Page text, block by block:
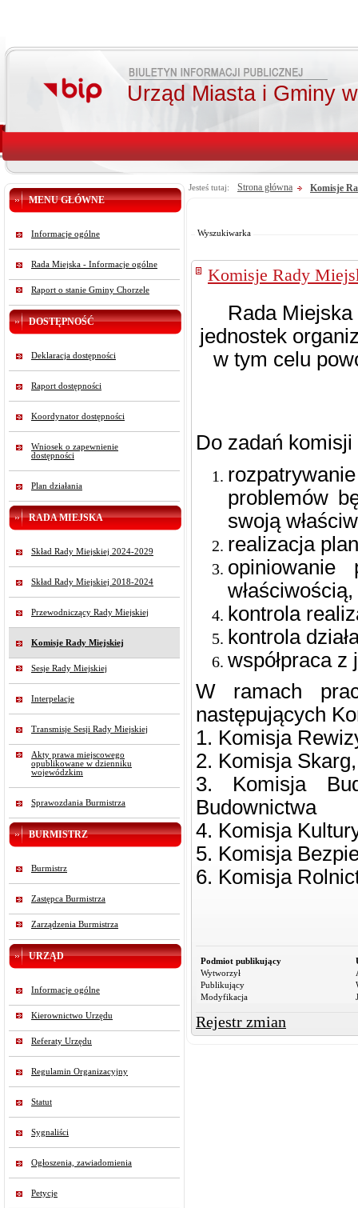
Urząd Miasta i Gminy
MENU GŁÓWNE
Informacje ogólne
Rada Miejska - Informacje ogólne
Raport o stanie Gminy Chorzele
DOSTĘPNOŚĆ
Deklaracja dostępności
Raport dostępności
Koordynator dostępności
Wniosek o zapewnienie
dostępności
Plan działania
RADA MIEJSKA
Skład Rady Miejskiej 2024-2029
Skład Rady Miejskiej 2018-2024
Przewodniczący Rady Miejskiej
Komisje Rady Miejskiej
Sesje Rady Miejskiej
Interpelacje
Transmisje Sesji Rady Miejskiej
Akty prawa miejscowego
opublikowane w dzienniku
wojewódzkim
Sprawozdania Burmistrza
BURMISTRZ
Burmistrz
Zastępca Burmistrza
Zarządzenia Burmistrza
URZĄD
Informacje ogólne
Kierownictwo Urzędu
Referaty Urzędu
Regulamin Organizacyjny
Statut
Sygnaliści
Ogłoszenia, zawiadomienia
Petycje
Jesteś tutaj: Strona główna Komisje
Wyszukiwarka
Komisje Rady
Rada
jednostek
w tym celu
Do zadań
problemów
swoją
realizacja
opiniowanie
właściwością,
kontrola
kontrola
współpraca
W ramach
następujących
1. Komisja
2. Komisja
3. Komisja
Budownictwa
4. Komisja
5. Komisja
6. Komisja
Podmiot publikujący
Wytworzył
Publikujący
Modyfikacja
Rejestr zmian